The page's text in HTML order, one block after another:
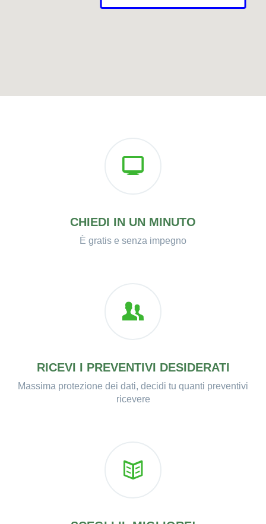
CHIEDI IN UN MINUTO
È gratis e senza impegno
RICEVI I PREVENTIVI DESIDERATI
Massima protezione dei dati, decidi tu quanti preventivi
ricevere